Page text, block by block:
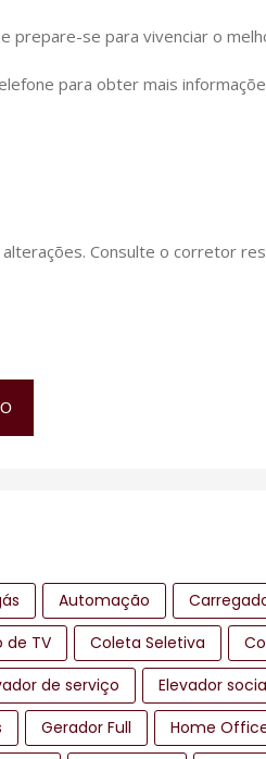
prepare-se para vivenciar o
para obter mais
Consulte o corretor
Automação
de TV Coleta Seletiva
de serviço Elevador
Gerador Full Home